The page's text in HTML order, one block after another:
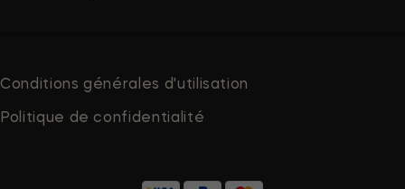
Conditions générales d'utilisation
Politique de confidentialité